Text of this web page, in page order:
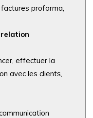
proforma,
effectuer la
avec les clients,